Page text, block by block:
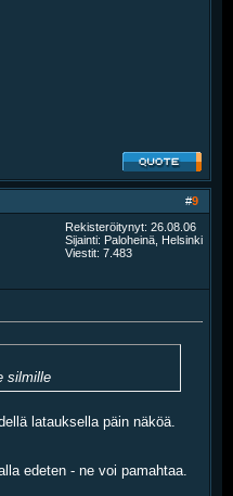
#9
Rekisteröitynyt: 26.08.06
Sijainti: Paloheinä, Helsinki
Viestit: 7.483
silmille
latauksella päin näköä.
edeten - ne voi pamahtaa.